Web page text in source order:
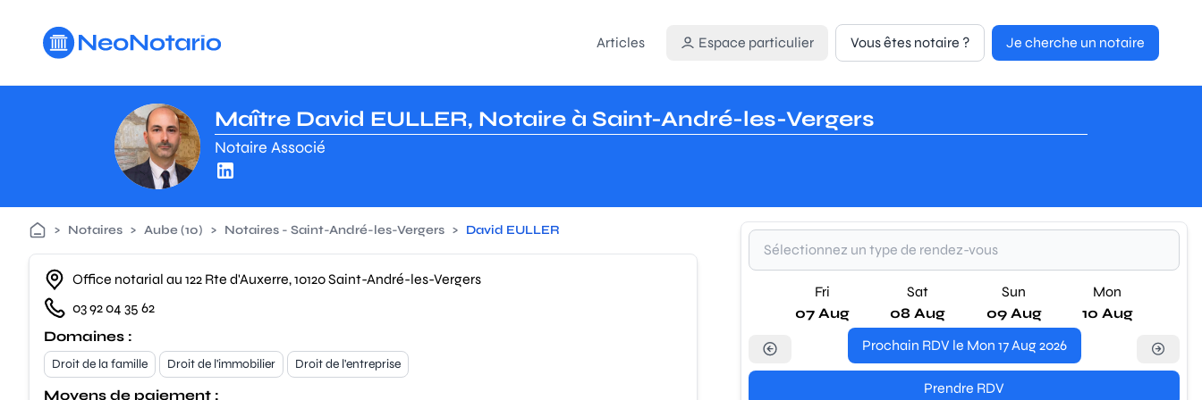
Articles
Espace particulier Vous êtes notaire ? Je cherche un notaire
Maître David EULLER, Notaire à Saint-André-les-Vergers
Notaire Associé
> Notaires > Aube (10) > Notaires - Saint-André-les-Vergers > David EULLER
Office notarial au 122 Rte d'Auxerre, 10120 Saint-André-les-Vergers
03 92 04 35 62
Domaines :
Droit de la famille Droit de l'immobilier Droit de l'entreprise
Moyens de paiement :
Fri
07 Aug
Sat
08 Aug
Sun
09 Aug
Mon
10 Aug
Prochain RDV le Mon 17 Aug 2026
Prendre RDV